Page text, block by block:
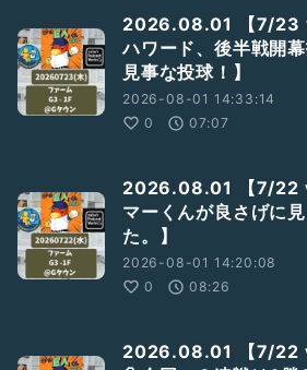
2026.08.01 【7/23
ハワード、後半戦開
見事な投球！】
2026-08-01 14:33:14
0
07:07
2026.08.01 【7/22
マーくんが良さげに
た。】
2026-08-01 14:20:08
0
08:26
2026.08.01 【7/22